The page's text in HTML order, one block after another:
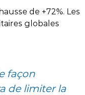
de +72%. Les
globales
façon
de limiter la